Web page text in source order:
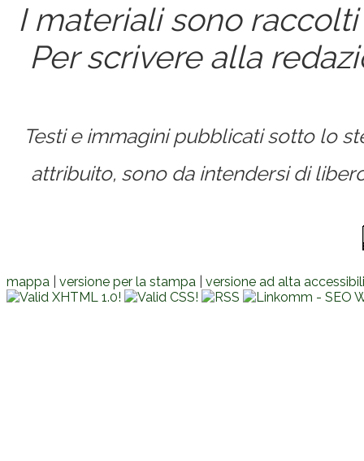
I materiali sono
Per scrivere alla
Testi e immagini pubblicati sotto lo
attribuito, sono da intendersi di
mappa versione per la stampa versione ad alta